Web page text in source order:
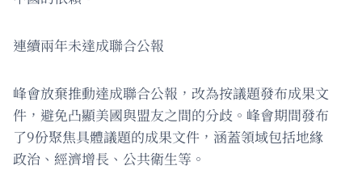
連續兩年未達成聯合公報
峰會放棄推動達成聯合公報，改為按議題發布成果文
件，避免凸顯美國與盟友之間的分歧。峰會期間發布
了9份聚焦具體議題的成果文件，涵蓋領域包括地緣
政治、經濟增長、公共衛生等。